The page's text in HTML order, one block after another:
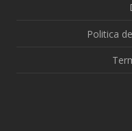
Politica